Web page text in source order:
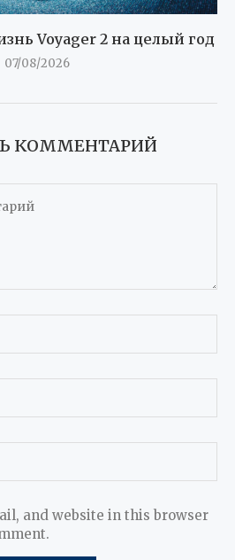
Voyager 2 на целый год
07/08/2026
КОММЕНТАРИЙ
and website in this browser